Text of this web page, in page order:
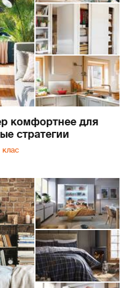
комфортнее для
стратегии